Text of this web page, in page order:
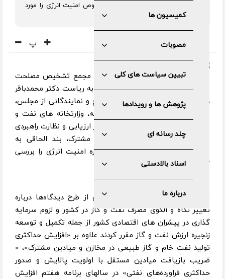
کمیسیون ها
مصوبات
تبیین سیاست های کلی
پژوهش ها و رویدادها
چند رسانه ای
اسناد بالادستی
درباره ما
پیشنهادی برنامه هفتم توسعه در خصوص امنیت انرژی را مورد
بحث و بررسی قرار دادند.
پ
به گزارش مرکز رسانه و روابط عمومی مجمع تشخیص مصلحت
نظام، در جلسه کمیسیون مشترک که به ریاست دکتر محمدباقر
ذوالقدر و با حضور برخی اعضای مجمع و نمایندگانی از مجلس،
قوه قضاییه و سازمان برنامه و بودجه، وزارتخانه های نفت و
نیرو و ستاد کل نیروهای مسلح و مرکز ارزیابی و نظارت راهبردی
مجمع برگزار شد، اعضای کمیسیون مشترک، بند الحاقی به
سیاست‌های کلی برنامه هفتم درباره امنیت انرژی را بررسی
کردند.
اعضای کمیسیون در این جلسه پس از طرح دیدگاه‌ها درباره
تغییر نگاه و الگوی مصرف نفت و گاز در کشور و لزوم سرمایه
گذاری در پیشران های اقتصادی کشور از جمله تکمیل و توسعه
زنجیره ارزش نفت و گاز مقرر کردند علاوه بر «افزایش حداکثری
تولید نفت خام و گاز طبیعی در مخازن و میادین مشترک»، «
ضریب بازیافت میادین مستقل با اولویت پالایش و صدور
حداکثری فراورده‌های نفتی» در سالهای برنامه هفتم افزایش